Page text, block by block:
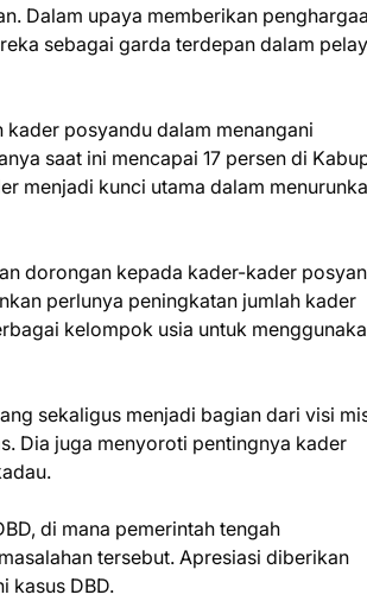
Dalam upaya memberikan
sebagai garda terdepan dalam
kader posyandu dalam menangani
saat ini mencapai 17 persen di
menjadi kunci utama dalam
dorongan kepada kader-kader
perlunya peningkatan jumlah kader
kelompok usia untuk
sekaligus menjadi bagian dari visi
Dia juga menyoroti pentingnya kader
di mana pemerintah tengah
tersebut. Apresiasi diberikan
kasus DBD.